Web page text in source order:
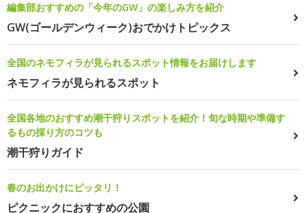
編集部おすすめの「今年のGW」の楽しみ方を紹介
GW(ゴールデンウィーク)おでかけトピックス
全国のネモフィラが見られるスポット情報をお届けします
ネモフィラが見られるスポット
全国各地のおすすめ潮干狩りスポットを紹介！旬な時期や準備す
るもの採り方のコツも
潮干狩りガイド
春のお出かけにピッタリ！
ピクニックにおすすめの公園